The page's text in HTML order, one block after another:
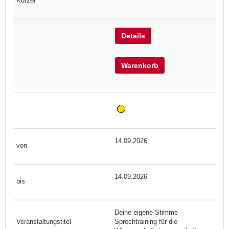
Details
Warenkorb
14.09.2026
14.09.2026
Deine eigene Stimme –
Sprechtraining für die